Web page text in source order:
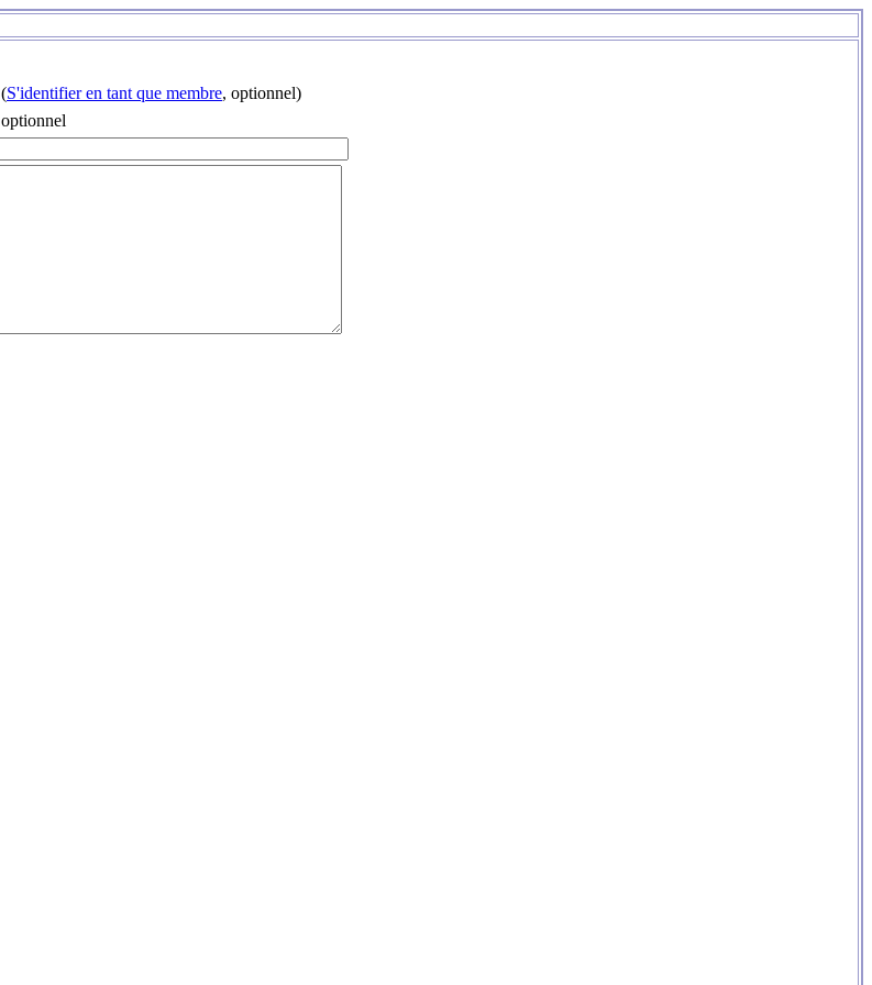
(S'identifier en tant que membre, optionnel)
optionnel